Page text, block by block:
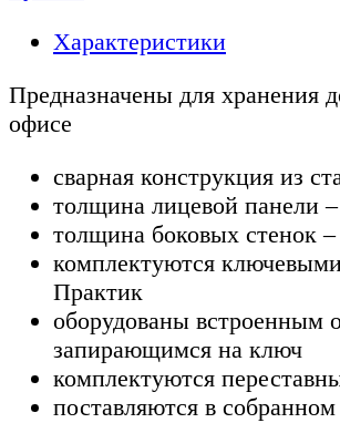
Характеристики
Предназначены для хранения
офисе
сварная конструкция из
толщина лицевой панели
толщина боковых стенок
комплектуются
Практик
оборудованы встроенным
запирающимся на ключ
комплектуются
поставляются в собранном